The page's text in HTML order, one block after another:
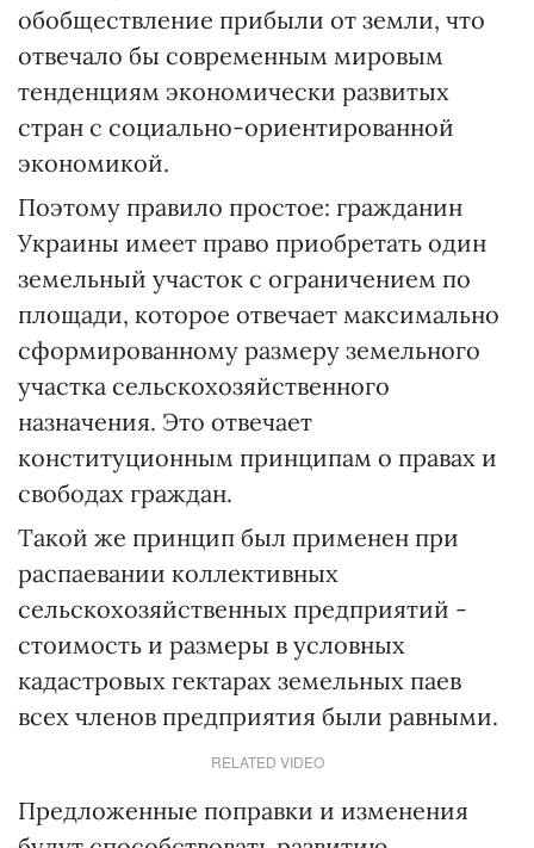
обобществление прибыли от земли, что
отвечало бы современным мировым
тенденциям экономически развитых
стран с социально-ориентированной
экономикой.
Поэтому правило простое: гражданин
Украины имеет право приобретать один
земельный участок с ограничением по
площади, которое отвечает максимально
сформированному размеру земельного
участка сельскохозяйственного
назначения. Это отвечает
конституционным принципам о правах и
свободах граждан.
Такой же принцип был применен при
распаевании коллективных
сельскохозяйственных предприятий -
стоимость и размеры в условных
кадастровых гектарах земельных паев
всех членов предприятия были равными.
RELATED VIDEO
Предложенные поправки и изменения